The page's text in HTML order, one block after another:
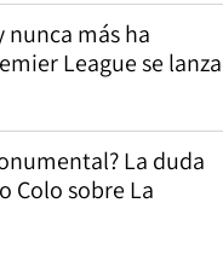
nunca más ha
League se lanza
La duda
Colo sobre La